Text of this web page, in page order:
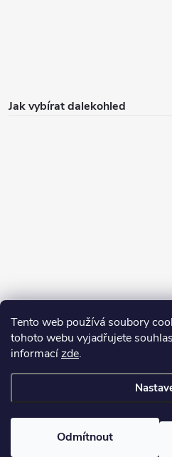
Tento web používá soubory
tohoto webu vyjadřujete
informacízde.
Odmítnout
Jak vybírat dalekohled
Jak vybírat puškohled
puškohledy.cz.